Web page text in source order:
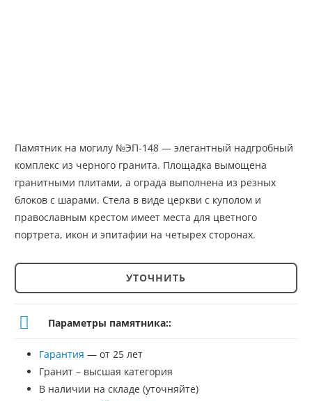
Памятник на могилу №ЭП-148 — элегантный надгробный
комплекс из черного гранита. Площадка вымощена
гранитными плитами, а ограда выполнена из резных
блоков с шарами. Стела в виде церкви с куполом и
православным крестом имеет места для цветного
портрета, икон и эпитафии на четырех сторонах.
Количество
товара
Памятник
№ЭП-148
УТОЧНИТЬ
Параметры памятника::
Гарантия — от 25 лет
Гранит – высшая категория
В наличии на складе (уточняйте)